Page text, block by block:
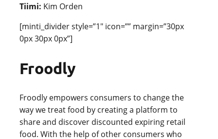
Tiimi: Kim Orden
[minti_divider style=”1″ icon=”” margin=”30px
0px 30px 0px”]
Froodly
Froodly empowers consumers to change the
way we treat food by creating a platform to
share and discover discounted expiring retail
food. With the help of other consumers who